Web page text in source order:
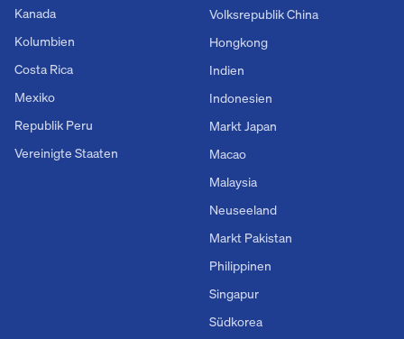
Kanada
Kolumbien
Costa Rica
Mexiko
Republik Peru
Vereinigte Staaten
Volksrepublik China
Hongkong
Indien
Indonesien
Markt Japan
Macao
Malaysia
Neuseeland
Markt Pakistan
Philippinen
Singapur
Südkorea